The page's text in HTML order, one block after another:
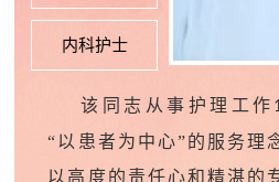
内科护士
该同志从事护理工作
“以患者为中心”的服务理
以高度的责任心和精湛的